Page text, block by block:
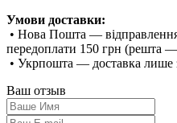
Умови доставки:
• Нова Пошта — відправлення
передоплати 150 грн (решта
• Укрпошта — доставка лише
Ваш отзыв